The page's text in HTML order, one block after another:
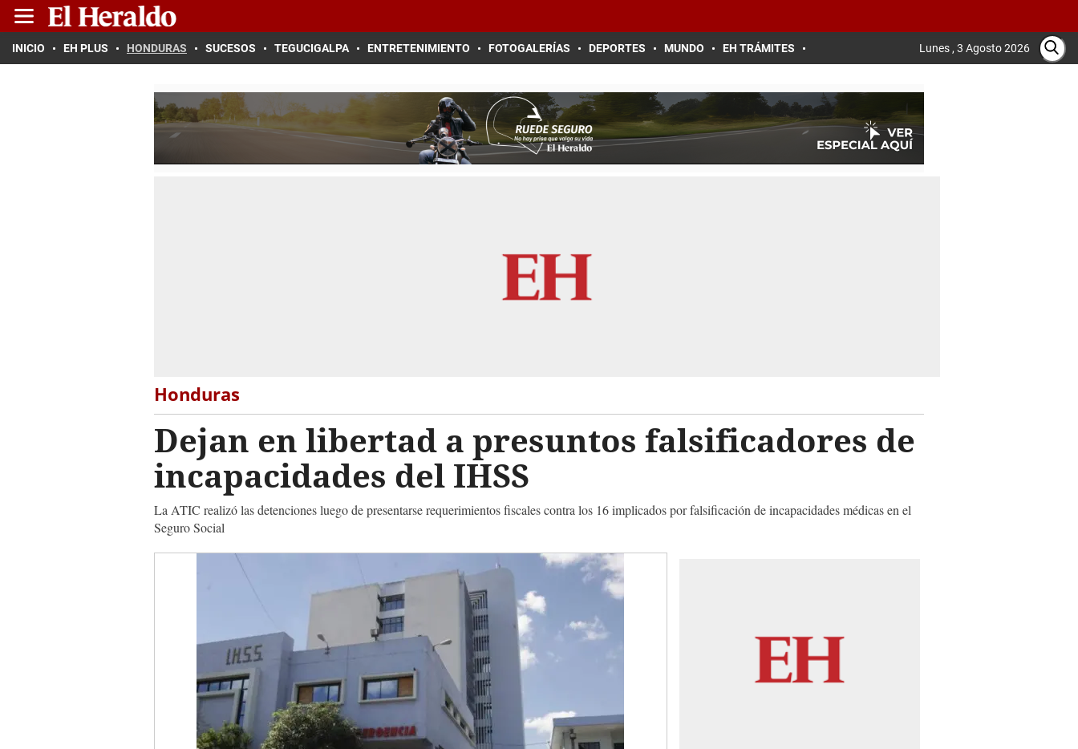
INICIO EH PLUS HONDURAS SUCESOS TEGUCIGALPA ENTRETENIMIENTO FOTOGALERÍAS DEPORTES MUNDO EH TRÁMITES Lunes , 3 Agosto 2026
Honduras
Dejan en libertad a presuntos falsificadores de
incapacidades del IHSS
La ATIC realizó las detenciones luego de presentarse requerimientos fiscales contra los 16 implicados por falsificación de incapacidades médicas en el
Seguro Social